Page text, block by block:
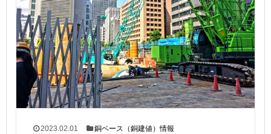
2023.02.01 銅ベース（銅建値）情報